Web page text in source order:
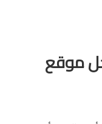
موقع